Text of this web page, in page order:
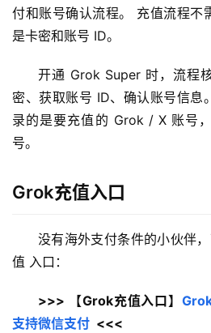
付和账号确认流程。 充值流程不
是卡密和账号 ID。
开通 Grok Super 时，流程
密、获取账号 ID、确认账号信息
录的是要充值的 Grok / X 账号
号。
Grok充值入口
没有海外支付条件的小伙伴
值 入口：
>>> 【Grok充值入口】
支持微信支付
  <<<